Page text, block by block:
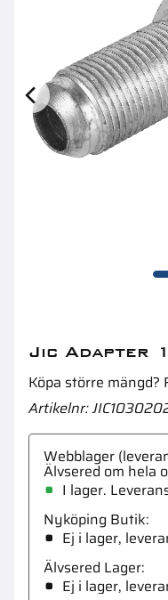
Kil Halvmåne
Jic Adapter
Köpa större mängd?
Artikelnr
Webblager
Älvsered om hela
I lager.
Nyköping Butik
Ej i lager,
Älvsered Lager
Ej i lager,